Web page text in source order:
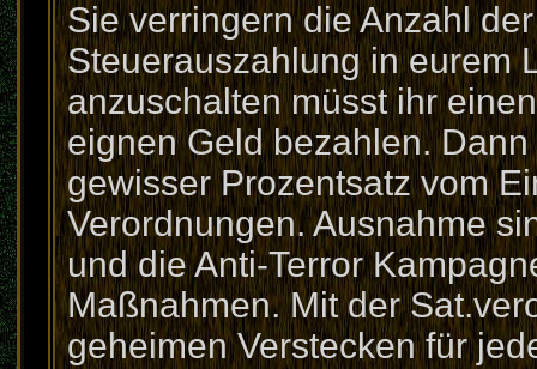
Sie verringern die Anzahl
Steuerauszahlung in eurem
anzuschalten müsst ihr
eignen Geld bezahlen.
gewisser Prozentsatz vom
Verordnungen. Ausnahme
und die Anti-Terror
Maßnahmen. Mit der
geheimen Verstecken für